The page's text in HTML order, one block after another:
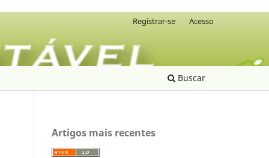
Buscar
Registrar-se Acesso
Artigos mais recentes